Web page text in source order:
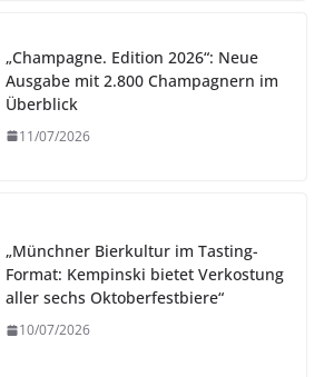
„Champagne. Edition 2026“: Neue
Ausgabe mit 2.800 Champagnern im
Überblick
11/07/2026
„Münchner Bierkultur im Tasting-
Format: Kempinski bietet Verkostung
aller sechs Oktoberfestbiere“
10/07/2026